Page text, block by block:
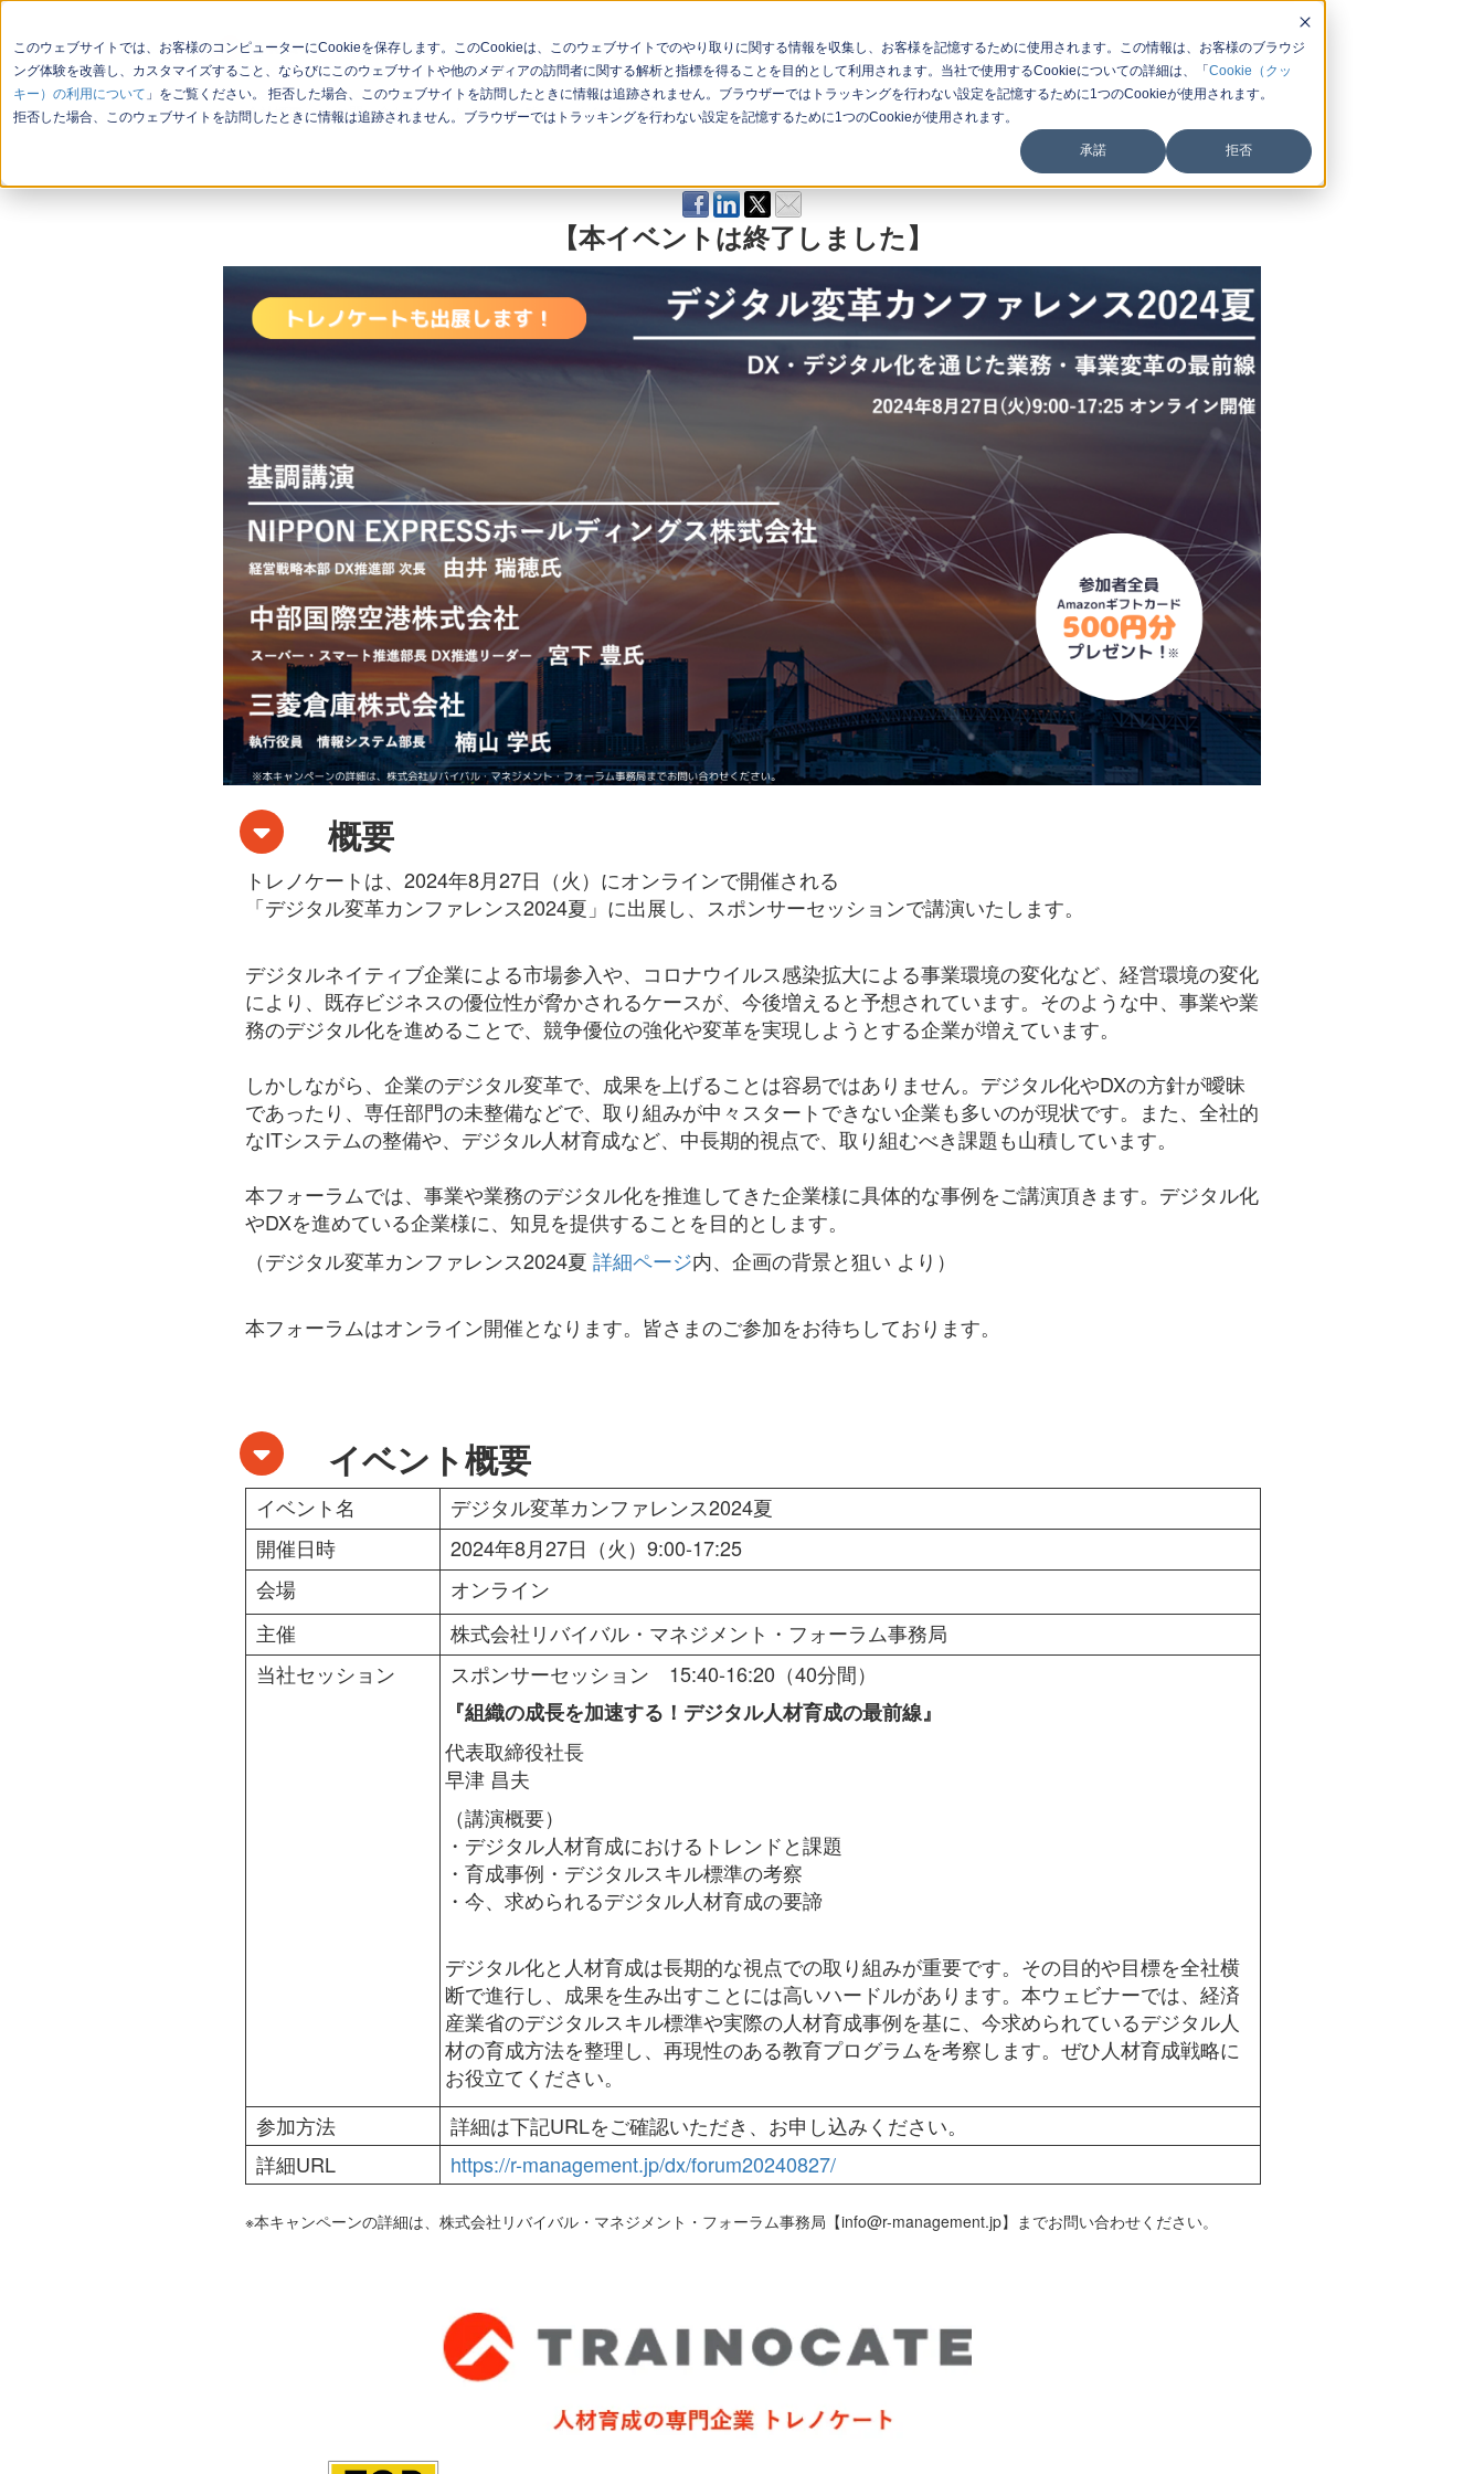
このウェブサイトでは、お客様のコンピューターにCookieを保存します。このCookieは、このウェブサイトでのやり取りに関する情報を収集し、お客様を記憶するために使用されます。この情報は、お客様のブラウジ
ング体験を改善し、カスタマイズすること、ならびにこのウェブサイトや他のメディアの訪問者に関する解析と指標を得ることを目的として利用されます。当社で使用するCookieについての詳細は、「 Cookie（クッ
キー）の利用について 」をご覧ください。 拒否した場合、このウェブサイトを訪問したときに情報は追跡されません。ブラウザーではトラッキングを行わない設定を記憶するために1つのCookieが使用されます。
拒否した場合、このウェブサイトを訪問したときに情報は追跡されません。ブラウザーではトラッキングを行わない設定を記憶するために1つのCookieが使用されます。
承諾 拒否
会社概要 お問い合わせ セミナー一覧 イベント一覧
【本イベントは終了しました】
概要
トレノケートは、2024年8月27日（火）にオンラインで開催される
「デジタル変革カンファレンス2024夏」に出展し、スポンサーセッションで講演いたします。
デジタルネイティブ企業による市場参入や、コロナウイルス感染拡大による事業環境の変化など、経営環境の変化
により、既存ビジネスの優位性が脅かされるケースが、今後増えると予想されています。そのような中、事業や業
務のデジタル化を進めることで、競争優位の強化や変革を実現しようとする企業が増えています。
しかしながら、企業のデジタル変革で、成果を上げることは容易ではありません。デジタル化やDXの方針が曖昧
であったり、専任部門の未整備などで、取り組みが中々スタートできない企業も多いのが現状です。また、全社的
なITシステムの整備や、デジタル人材育成など、中長期的視点で、取り組むべき課題も山積しています。
本フォーラムでは、事業や業務のデジタル化を推進してきた企業様に具体的な事例をご講演頂きます。デジタル化
やDXを進めている企業様に、知見を提供することを目的とします。
（デジタル変革カンファレンス2024夏 詳細ページ内、企画の背景と狙い より）
本フォーラムはオンライン開催となります。皆さまのご参加をお待ちしております。
イベント概要
イベント名
デジタル変革カンファレンス2024夏
開催日時
2024年8月27日（火）9:00-17:25
会場
オンライン
主催
株式会社リバイバル・マネジメント・フォーラム事務局
当社セッション
スポンサーセッション 15:40-16:20（40分間）
『組織の成長を加速する！デジタル人材育成の最前線』
代表取締役社長
早津 昌夫
（講演概要）
・デジタル人材育成におけるトレンドと課題
・育成事例・デジタルスキル標準の考察
・今、求められるデジタル人材育成の要諦
デジタル化と人材育成は長期的な視点での取り組みが重要です。その目的や目標を全社横
断で進行し、成果を生み出すことには高いハードルがあります。本ウェビナーでは、経済
産業省のデジタルスキル標準や実際の人材育成事例を基に、今求められているデジタル人
材の育成方法を整理し、再現性のある教育プログラムを考察します。ぜひ人材育成戦略に
お役立てください。
参加方法
詳細は下記URLをご確認いただき、お申し込みください。
詳細URL
https://r-management.jp/dx/forum20240827/
※本キャンペーンの詳細は、株式会社リバイバル・マネジメント・フォーラム事務局【info@r-management.jp】までお問い合わせください。